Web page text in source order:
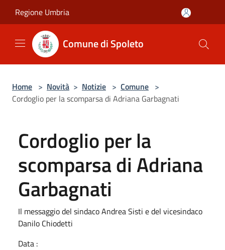
Regione Umbria
Comune di Spoleto
Home > Novità > Notizie > Comune >
Cordoglio per la scomparsa di Adriana Garbagnati
Cordoglio per la
scomparsa di Adriana
Garbagnati
Il messaggio del sindaco Andrea Sisti e del vicesindaco
Danilo Chiodetti
Data :